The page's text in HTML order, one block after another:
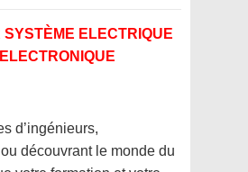
SYSTÈME ELECTRIQUE
d’ingénieurs,
découvrant le monde du